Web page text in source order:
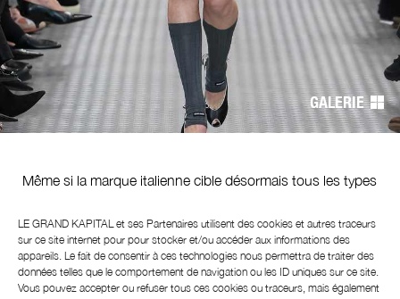
LE GRAND KAPITAL et ses Partenaires utilisent des cookies et autres traceurs
sur ce site internet pour pour stocker et/ou accéder aux informations des
appareils. Le fait de consentir à ces technologies nous permettra de traiter des
données telles que le comportement de navigation ou les ID uniques sur ce site.
Vous pouvez accepter ou refuser tous ces cookies ou traceurs, mais également
GALERIE
Même si la marque italienne cible désormais tous les types
espiègles (et fortunées), la collection Miu Miu printemps/
été 2025 revisite essentiellement la garde-robe d’une
lycéenne. Après d’adorables petites robes en coton façon
trousseau d’antan, c’est l’uniformepreppyqui a droit à
Navigation
de
l’article